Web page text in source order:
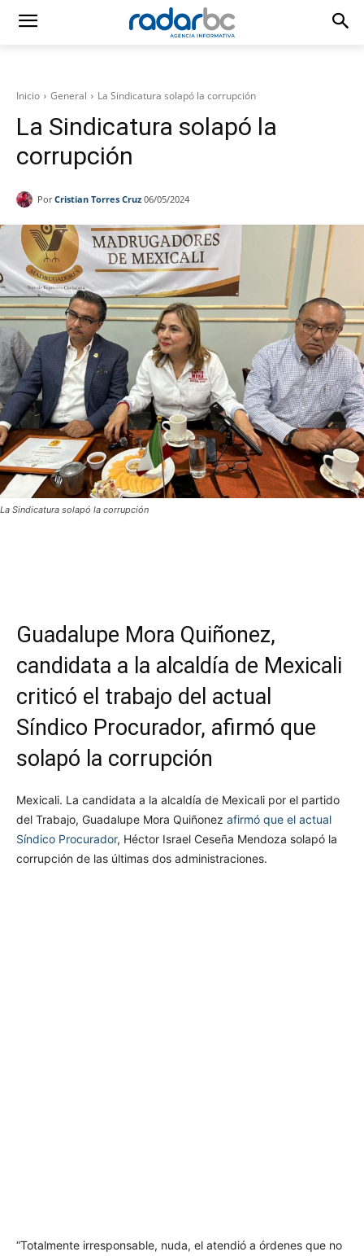
Inicio General La Sindicatura solapó la corrupción
La Sindicatura solapó la
corrupción
Por Cristian Torres Cruz 06/05/2024
La Sindicatura solapó la corrupción
Guadalupe Mora Quiñonez,
candidata a la alcaldía de Mexicali
criticó el trabajo del actual
Síndico Procurador, afirmó que
solapó la corrupción
Mexicali. La candidata a la alcaldía de Mexicali por el partido
del Trabajo, Guadalupe Mora Quiñonez afirmó que el actual
Síndico Procurador, Héctor Israel Ceseña Mendoza solapó la
corrupción de las últimas dos administraciones.
“Totalmente irresponsable, nuda, el atendió a órdenes que no